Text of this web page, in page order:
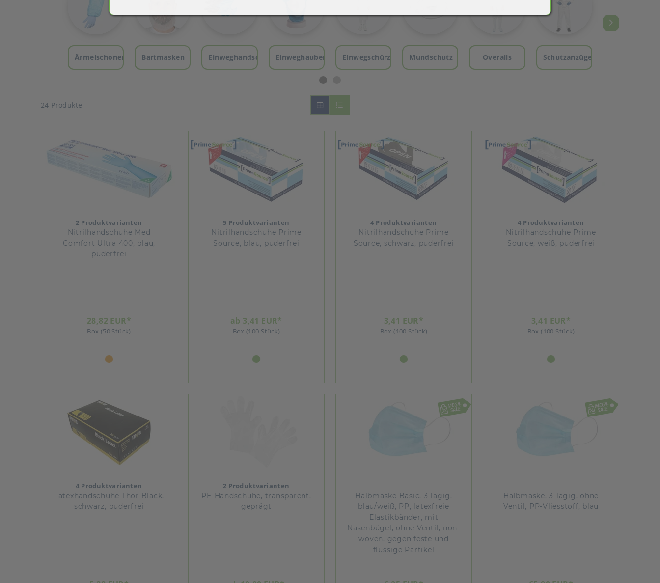
Ärmelschoner Bartmasken EinweghandschuheEinweghauben Einwegschürzen Mundschutz Overalls Schutzanzüge
24 Produkte
2 Produktvarianten
Nitrilhandschuhe Med
Comfort Ultra 400, blau,
puderfrei
28,82 EUR*
Box (50 Stück)
5 Produktvarianten
Nitrilhandschuhe Prime
Source, blau, puderfrei
ab 3,41 EUR*
Box (100 Stück)
4 Produktvarianten
Nitrilhandschuhe Prime
Source, schwarz, puderfrei
3,41 EUR*
Box (100 Stück)
4 Produktvarianten
Nitrilhandschuhe Prime
Source, weiß, puderfrei
3,41 EUR*
Box (100 Stück)
4 Produktvarianten
Latexhandschuhe Thor Black,
schwarz, puderfrei
2 Produktvarianten
PE-Handschuhe, transparent,
geprägt
Halbmaske Basic, 3-lagig,
blau/weiß, PP, latexfreie
Elastikbänder, mit
Nasenbügel, ohne Ventil, non-
woven, gegen feste und
flüssige Partikel
Halbmaske, 3-lagig, ohne
Ventil, PP-Vliesstoff, blau